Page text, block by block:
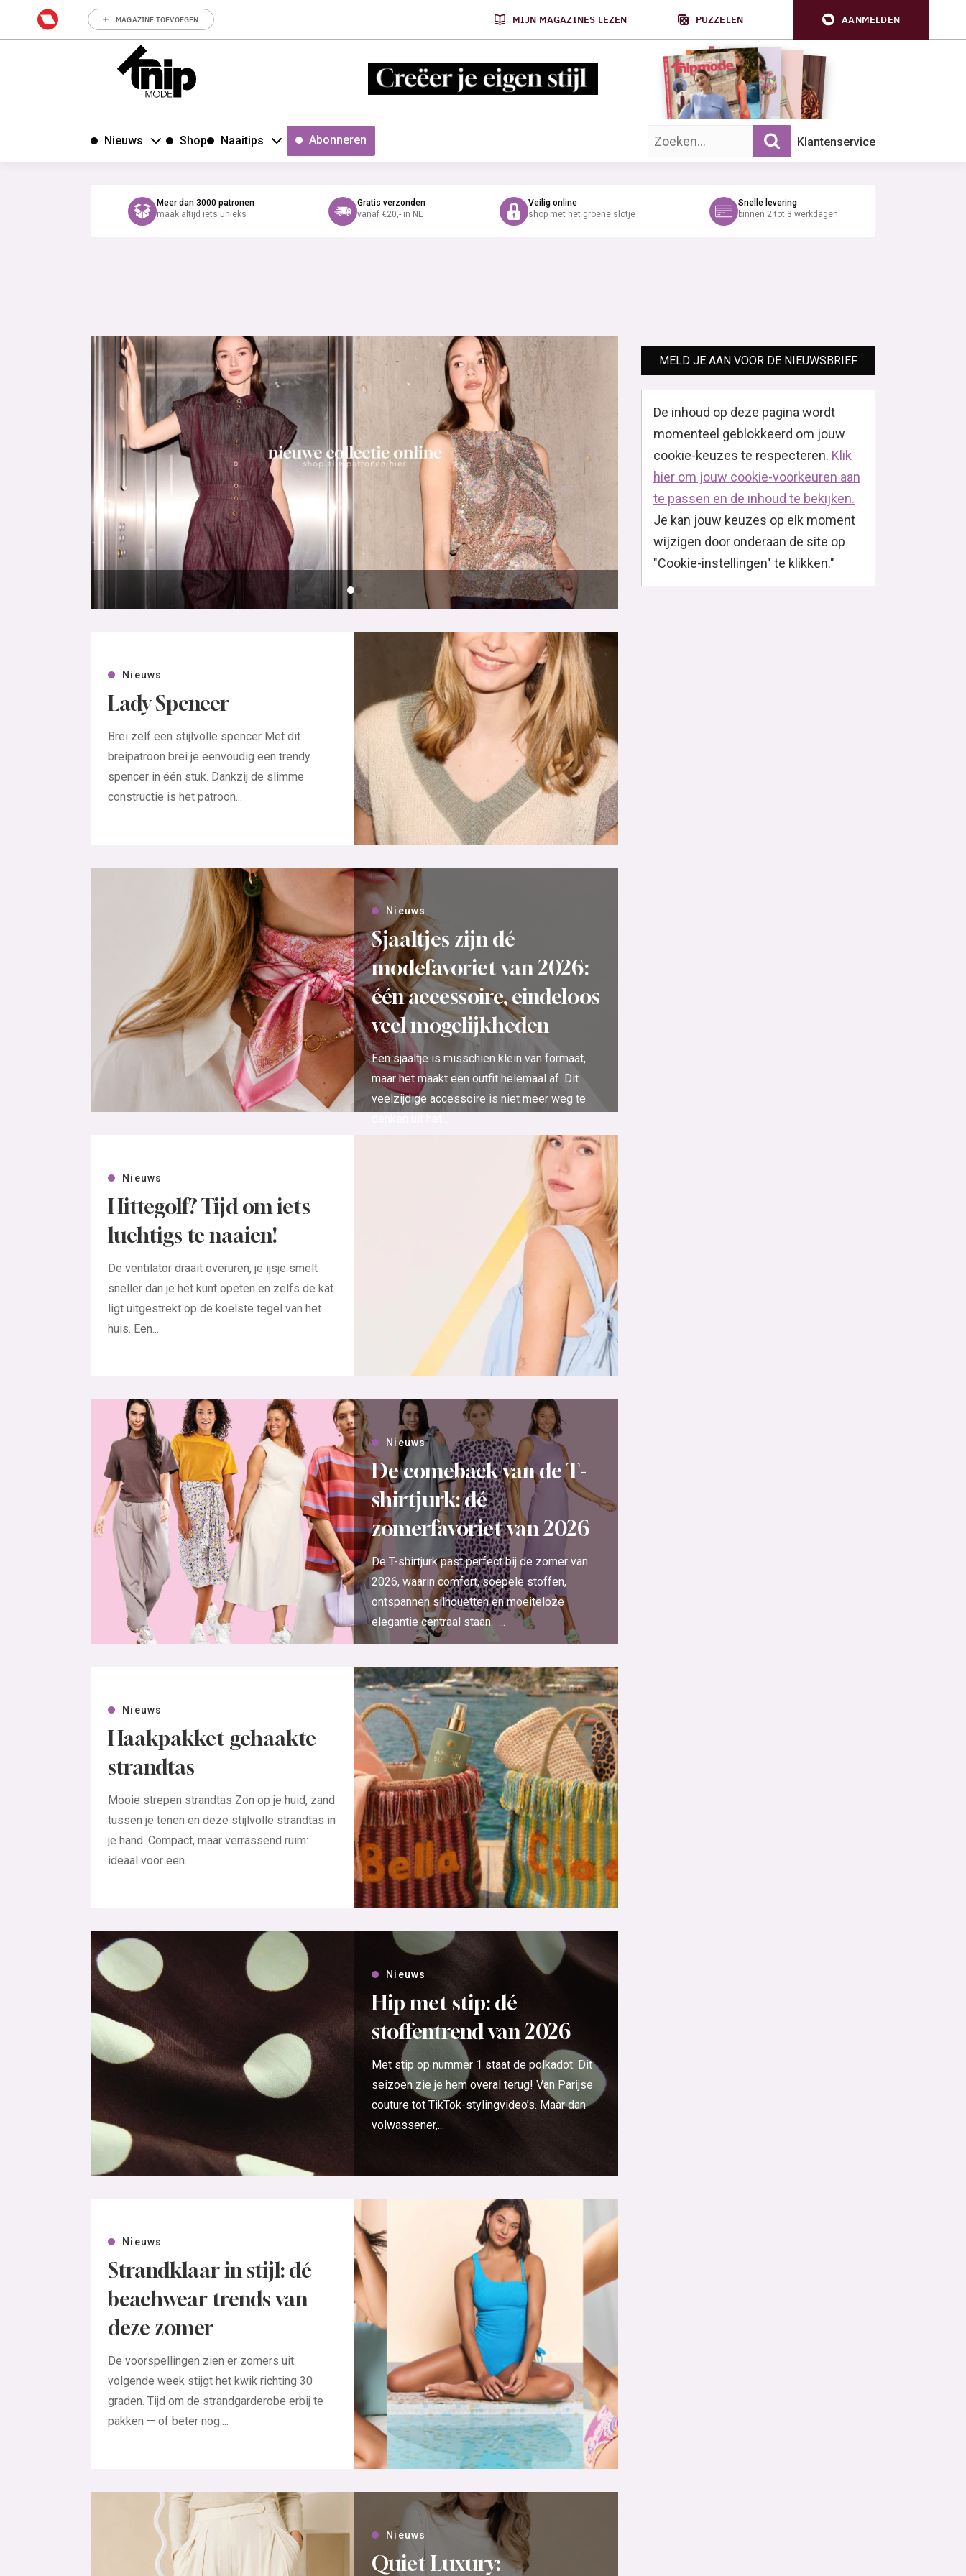
MAGAZINE TOEVOEGEN MIJN MAGAZINES LEZEN PUZZELEN AANMELDEN
Nieuws Shop Naaitips Abonneren Zoek op trefwoord: Klantenservice
Meer dan 3000 patronen
maak altijd iets unieks
Gratis verzonden
vanaf €20,- in NL
Veilig online
shop met het groene slotje
Snelle levering
binnen 2 tot 3 werkdagen
Nieuws
Lady Spencer
Brei zelf een stijlvolle spencer Met dit
breipatroon brei je eenvoudig een trendy
spencer in één stuk. Dankzij de slimme
constructie is het patroon...
Nieuws
Sjaaltjes zijn dé
modefavoriet van 2026:
één accessoire, eindeloos
veel mogelijkheden
Een sjaaltje is misschien klein van formaat,
maar het maakt een outfit helemaal af. Dit
veelzijdige accessoire is niet meer weg te
Nieuws
Hittegolf? Tijd om iets
luchtigs te naaien!
De ventilator draait overuren, je ijsje smelt
sneller dan je het kunt opeten en zelfs de kat
ligt uitgestrekt op de koelste tegel van het
huis. Een...
Nieuws
De comeback van de T-
shirtjurk: dé
zomerfavoriet van 2026
De T-shirtjurk past perfect bij de zomer van
2026, waarin comfort, soepele stoffen,
ontspannen silhouetten en moeiteloze
elegantie centraal staan. ...
Nieuws
Haakpakket gehaakte
strandtas
Mooie strepen strandtas Zon op je huid, zand
tussen je tenen en deze stijlvolle strandtas in
je hand. Compact, maar verrassend ruim:
ideaal voor een...
Nieuws
Hip met stip: dé
stoffentrend van 2026
Met stip op nummer 1 staat de polkadot. Dit
seizoen zie je hem overal terug! Van Parijse
couture tot TikTok-stylingvideo’s. Maar dan
volwassener,...
Nieuws
Strandklaar in stijl: dé
beachwear trends van
deze zomer
De voorspellingen zien er zomers uit:
volgende week stijgt het kwik richting 30
graden. Tijd om de strandgarderobe erbij te
pakken — of beter nog:...
Nieuws
Quiet Luxury:
MELD JE AAN VOOR DE NIEUWSBRIEF
De inhoud op deze pagina wordt
momenteel geblokkeerd om jouw
cookie-keuzes te respecteren. Klik
hier om jouw cookie-voorkeuren aan
te passen en de inhoud te bekijken.
Je kan jouw keuzes op elk moment
wijzigen door onderaan de site op
"Cookie-instellingen" te klikken."